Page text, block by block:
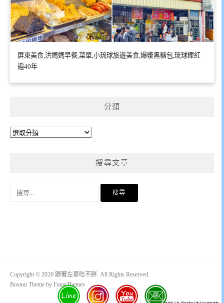
屏東美食,洪媽媽早餐,菜單,小琉球旅遊美食,爆漿黑糖包,琉球粿紅
遍40年
分類
分
搜尋文章
Copyright © 2026 跟著左豪吃不胖. All Rights Reserved.
Boston Theme by FameThemes